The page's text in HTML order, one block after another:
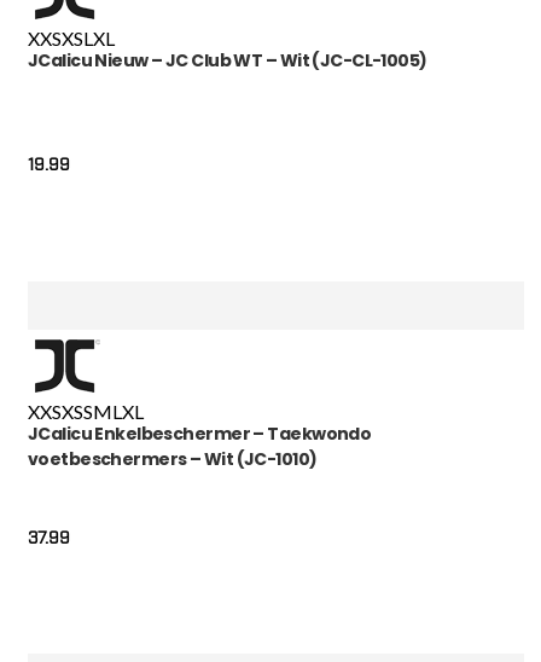
XXSXSLXL
JCalicu Nieuw – JC Club WT – Wit (JC-CL-1005)
19.99
XXSXSSML XL
JCalicu Enkelbeschermer – Taekwondo
voetbeschermers – Wit (JC-1010)
37.99